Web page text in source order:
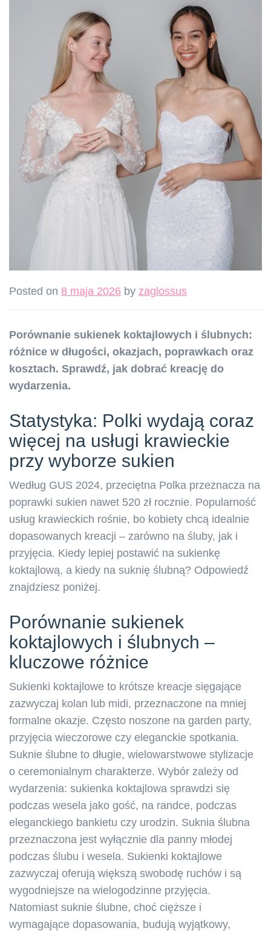
Posted on 8 maja 2026 by zaglossus
Porównanie sukienek koktajlowych i ślubnych:
różnice w długości, okazjach, poprawkach oraz
kosztach. Sprawdź, jak dobrać kreację do
wydarzenia.
Statystyka: Polki wydają coraz
więcej na usługi krawieckie
przy wyborze sukien
Według GUS 2024, przeciętna Polka przeznacza na
poprawki sukien nawet 520 zł rocznie. Popularność
usług krawieckich rośnie, bo kobiety chcą idealnie
dopasowanych kreacji – zarówno na śluby, jak i
przyjęcia. Kiedy lepiej postawić na sukienkę
koktajlową, a kiedy na suknię ślubną? Odpowiedź
znajdziesz poniżej.
Porównanie sukienek
koktajlowych i ślubnych –
kluczowe różnice
Sukienki koktajlowe to krótsze kreacje sięgające
zazwyczaj kolan lub midi, przeznaczone na mniej
formalne okazje. Często noszone na garden party,
przyjęcia wieczorowe czy eleganckie spotkania.
Suknie ślubne to długie, wielowarstwowe stylizacje
o ceremonialnym charakterze. Wybór zależy od
wydarzenia: sukienka koktajlowa sprawdzi się
podczas wesela jako gość, na randce, podczas
eleganckiego bankietu czy urodzin. Suknia ślubna
przeznaczona jest wyłącznie dla panny młodej
podczas ślubu i wesela. Sukienki koktajlowe
zazwyczaj oferują większą swobodę ruchów i są
wygodniejsze na wielogodzinne przyjęcia.
Natomiast suknie ślubne, choć cięższe i
wymagające dopasowania, budują wyjątkowy,